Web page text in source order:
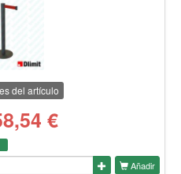
del artículo
€
Añadir